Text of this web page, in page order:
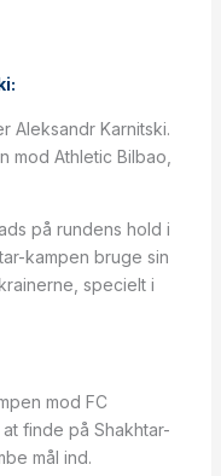
Aleksandr Karnitski.
mod Athletic Bilbao,
på rundens hold i
kampen bruge sin
specielt i
mod FC
finde på Shakhtar-
mål ind.